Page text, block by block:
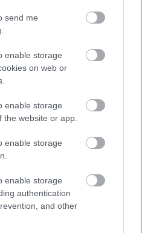
send me
enable storage
on web or
enable storage
the website or app.
enable storage
enable storage
authentication
and other
Adja
ot
Csak egy kattintás, és hírlevelünk a